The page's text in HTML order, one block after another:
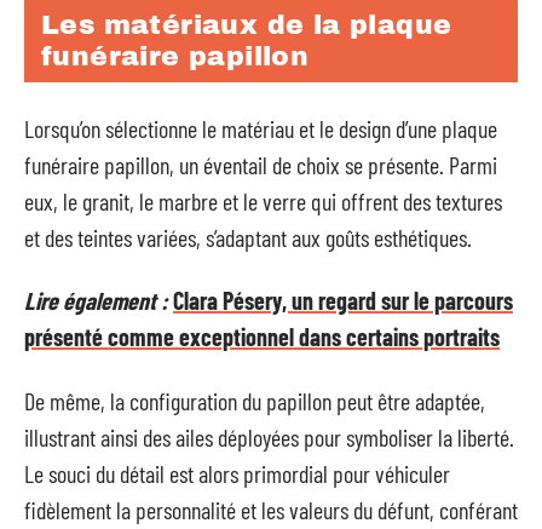
Les matériaux de la plaque
funéraire papillon
Lorsqu’on sélectionne le matériau et le design d’une plaque
funéraire papillon, un éventail de choix se présente. Parmi
eux, le granit, le marbre et le verre qui offrent des textures
et des teintes variées, s’adaptant aux goûts esthétiques.
Lire également :Clara Pésery, un regard sur le parcours
présenté comme exceptionnel dans certains portraits
De même, la configuration du papillon peut être adaptée,
illustrant ainsi des ailes déployées pour symboliser la liberté.
Le souci du détail est alors primordial pour véhiculer
fidèlement la personnalité et les valeurs du défunt, conférant